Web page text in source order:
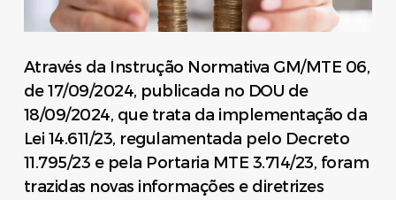
Através da Instrução Normativa GM/MTE 06,
de 17/09/2024, publicada no DOU de
18/09/2024, que trata da implementação da
Lei 14.611/23, regulamentada pelo Decreto
11.795/23 e pela Portaria MTE 3.714/23, foram
trazidas novas informações e diretrizes